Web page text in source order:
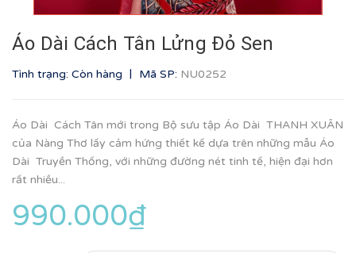
Áo Dài Cách Tân Lửng Đỏ Sen
Tình trạng: Còn hàng | Mã SP: NU0252
Áo Dài Cách Tân mới trong Bộ sưu tập Áo Dài THANH XUÂN
của Nàng Thơ lấy cảm hứng thiết kế dựa trên những mẫu Áo
Dài Truyền Thống, với những đường nét tinh tế, hiện đại hơn
rất nhiều...
990.000₫